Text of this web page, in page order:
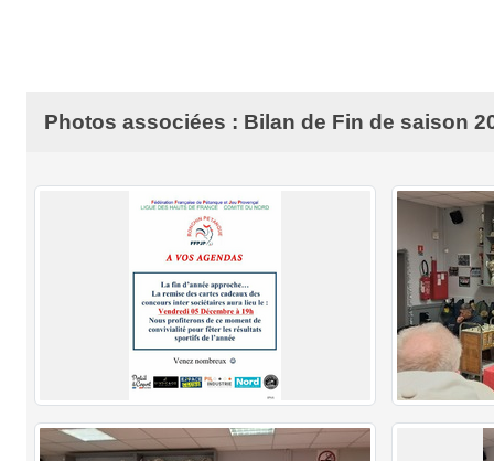
Photos associées : Bilan de Fin de saison